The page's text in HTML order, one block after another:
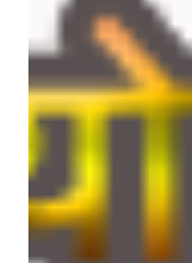
पठाएको थियो । तर
नबनाएको ईमेल लाई
अनि त्यस ईमेल को
इनबकक्स मा आइपुगेको
दोहोर्‍याएर ईमेल
भन्दै । न कसैले एकाउन्ट
पनि मैले त्यो ईमेल